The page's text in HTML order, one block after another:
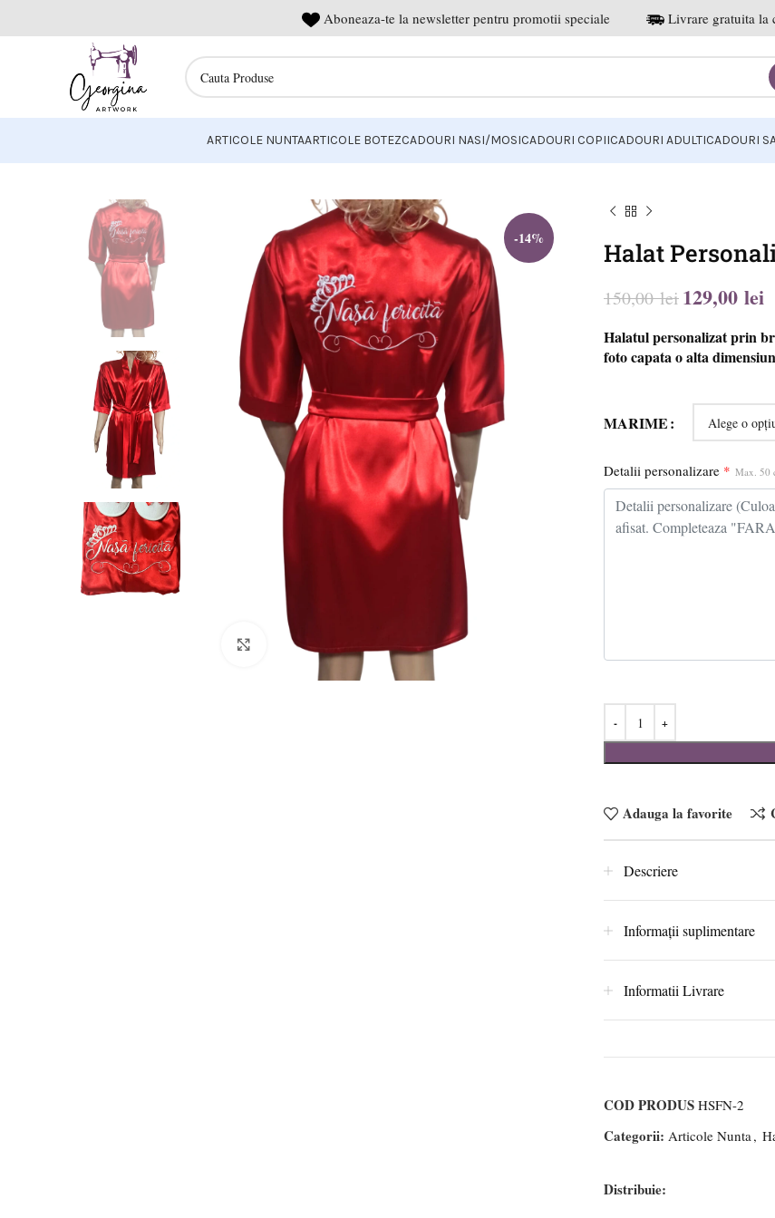
Aboneaza-te la newsletter pentru promotii speciale Livrare gratuita la
ARTICOLE NUNTAARTICOLE BOTEZCADOURI NASI/MOSICADOURI COPIICADOURI ADULTICADOURI
-14%
Click to enlarge
leilei
Halat
150,00lei129,00 lei
Halatul personalizat prin
foto capata o alta
MARIME
Detalii personalizare * Max. 50
Adauga la favorite
Descriere
Informații suplimentare
Informatii Livrare
COD PRODUS HSFN-2
Categorii: Articole Nunta,
Distribuie: